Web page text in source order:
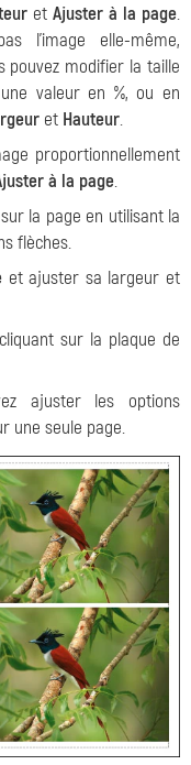
et Ajuster à la page.
l'image elle-même,
pouvez modifier la taille
valeur en %, ou en
et Hauteur.
proportionnellement
à la page.
la page en utilisant la
flèches.
et ajuster sa largeur et
sur la plaque de
ajuster les options
une seule page.